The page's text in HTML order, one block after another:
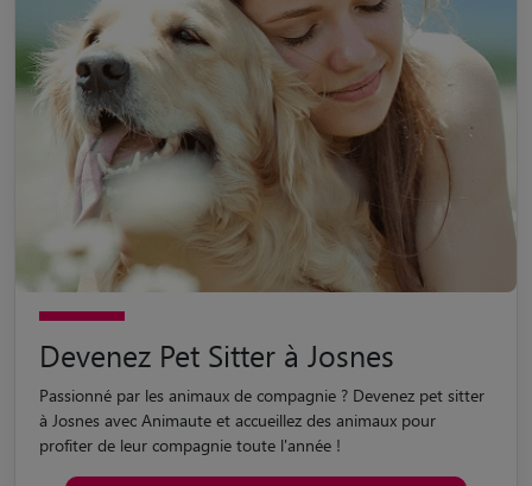
Devenez Pet Sitter à Josnes
Passionné par les animaux de compagnie ? Devenez pet sitter
à Josnes avec Animaute et accueillez des animaux pour
profiter de leur compagnie toute l'année !